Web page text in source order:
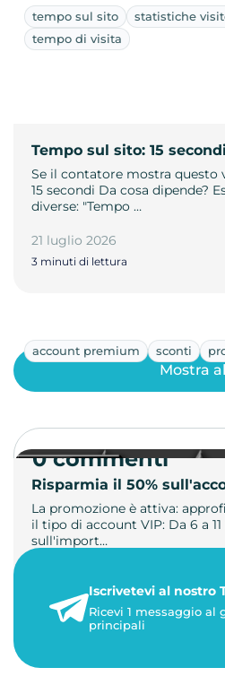
tempo sul sito statistiche
tempo di visita
Tempo sul sito: 15
Se il contatore mostra questo
15 secondi Da cosa dipende?
diverse: "Tempo …
21 luglio 2026
3 minuti di lettura
account premium sconti
Risparmia il 50%
La promozione è attiva:
il tipo di account VIP: Da 6 a
sull'import…
1 minuto di lettura
Mostra
0 commenti
Iscrivetevi al nostro
Ricevi 1 messaggio al
principali